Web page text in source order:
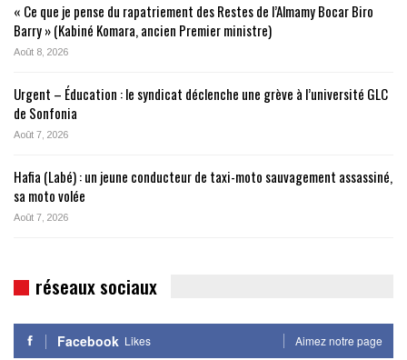
« Ce que je pense du rapatriement des Restes de l’Almamy Bocar Biro
Barry » (Kabiné Komara, ancien Premier ministre)
Août 8, 2026
Urgent – Éducation : le syndicat déclenche une grève à l’université GLC
de Sonfonia
Août 7, 2026
Hafia (Labé) : un jeune conducteur de taxi-moto sauvagement assassiné,
sa moto volée
Août 7, 2026
réseaux sociaux
Facebook Likes Aimez notre page